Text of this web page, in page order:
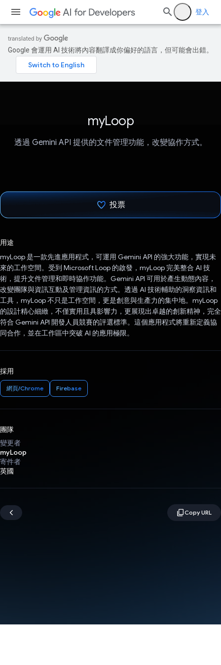
登入
Google 會運用 AI 技術將內容翻譯成你偏好的語言，但可能會出錯。
myLoop
透過 Gemini API 提供的文件管理功能，改變協作方式。
投票
用途
myLoop 是一款先進應用程式，可運用 Gemini API 的強大功能，實現未
來的工作空間。受到 Microsoft Loop 的啟發，myLoop 完美整合 AI 技
術，提升文件管理和即時協作功能。Gemini API 可用於產生動態內容，
改變團隊與資訊互動及管理資訊的方式。透過 AI 技術輔助的洞察資訊和
工具，myLoop 不只是工作空間，更是創意與生產力的集中地。myLoop
的設計精心細緻，不僅實用且具影響力，更展現出卓越的創新精神，完全
符合 Gemini API 開發人員競賽的評選標準。這個應用程式將重新定義協
同合作，並在工作區中突破 AI 的應用極限。
採用
網頁/Chrome Firebase
團隊
變更者
myLoop
寄件者
英國